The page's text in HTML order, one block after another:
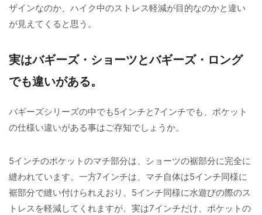
ザインなのか、ハイク中のストレス軽減が目的なのかと違い
が見えてくると思う。
実はバギーズ・ショーツとバギーズ・ロング
でも違いがある。
バギーズシリーズの中でも5インチと7インチでも、ポケット
の仕様い違いがある事はご存知でしょうか。
5インチのポケットのマチ部分は、ショーツの裾部分に完全に
縫われています。一方7インチは、マチ自体は5インチ同様に
裾部分で縫い付けられえおり、5インチ同様に水遊びの際のス
トレスを軽減してくれますが、実は7インチだけ、ポケットの